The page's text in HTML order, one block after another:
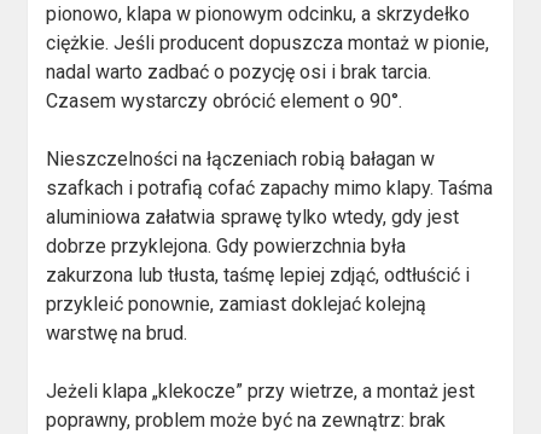
pionowo, klapa w pionowym odcinku, a skrzydełko
ciężkie. Jeśli producent dopuszcza montaż w pionie,
nadal warto zadbać o pozycję osi i brak tarcia.
Czasem wystarczy obrócić element o 90°.
Nieszczelności na łączeniach robią bałagan w
szafkach i potrafią cofać zapachy mimo klapy. Taśma
aluminiowa załatwia sprawę tylko wtedy, gdy jest
dobrze przyklejona. Gdy powierzchnia była
zakurzona lub tłusta, taśmę lepiej zdjąć, odtłuścić i
przykleić ponownie, zamiast doklejać kolejną
warstwę na brud.
Jeżeli klapa „klekocze” przy wietrze, a montaż jest
poprawny, problem może być na zewnątrz: brak